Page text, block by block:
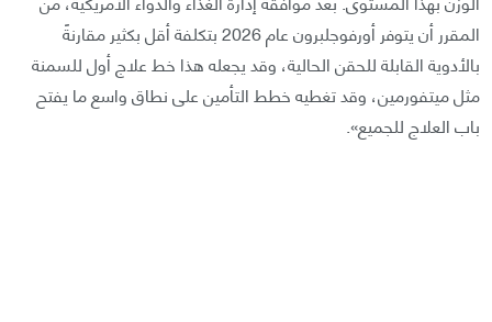
المقرر أن يتوفر أورفوجلبرون عام 2026 بتكلفة أقل بكثير مقارنةً
بالأدوية القابلة للحقن الحالية، وقد يجعله هذا خط علاج أول للسمنة
مثل ميتفورمين، وقد تغطيه خطط التأمين على نطاق واسع ما يفتح
باب العلاج للجميع».